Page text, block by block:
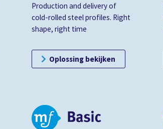
Production and delivery of
cold-rolled steel profiles. Right
shape, right time
Oplossing bekijken